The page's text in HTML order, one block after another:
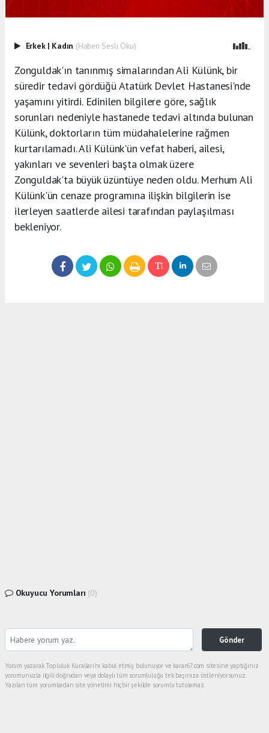
Erkek | Kadın (Haberi Sesli Oku)
Zonguldak'ın tanınmış simalarından Ali Külünk, bir
süredir tedavi gördüğü Atatürk Devlet Hastanesi'nde
yaşamını yitirdi. Edinilen bilgilere göre, sağlık
sorunları nedeniyle hastanede tedavi altında bulunan
Külünk, doktorların tüm müdahalelerine rağmen
kurtarılamadı. Ali Külünk'ün vefat haberi, ailesi,
yakınları ve sevenleri başta olmak üzere
Zonguldak'ta büyük üzüntüye neden oldu. Merhum Ali
Külünk'ün cenaze programına ilişkin bilgilerin ise
ilerleyen saatlerde ailesi tarafından paylaşılması
bekleniyor.
Okuyucu Yorumları (0)
Gönder
Yorum yazarak Topluluk Kuralları’nı kabul etmiş bulunuyor ve karar67.com sitesine yaptığınız
yorumunuzla ilgili doğrudan veya dolaylı tüm sorumluluğu tek başınıza üstleniyorsunuz.
Yazılan tüm yorumlardan site yönetimi hiçbir şekilde sorumlu tutulamaz.